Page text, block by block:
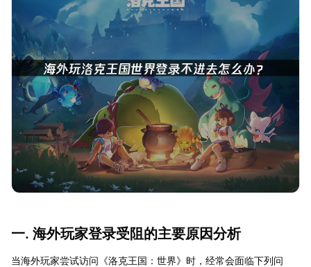
一. 海外玩家登录受阻的主要原因分析
当海外玩家尝试访问《洛克王国：世界》时，经常会面临下列问